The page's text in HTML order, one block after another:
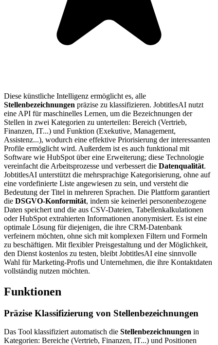
Diese künstliche Intelligenz ermöglicht es, alle
Stellenbezeichnungen präzise zu klassifizieren. JobtitlesAI nutzt
eine API für maschinelles Lernen, um die Bezeichnungen der
Stellen in zwei Kategorien zu unterteilen: Bereich (Vertrieb,
Finanzen, IT...) und Funktion (Exekutive, Management,
Assistenz...), wodurch eine effektive Priorisierung der interessanten
Profile ermöglicht wird. Außerdem ist es auch funktional mit
Software wie HubSpot über eine Erweiterung; diese Technologie
vereinfacht die Arbeitsprozesse und verbessert die Datenqualität.
JobtitlesAI unterstützt die mehrsprachige Kategorisierung, ohne auf
eine vordefinierte Liste angewiesen zu sein, und versteht die
Bedeutung der Titel in mehreren Sprachen. Die Plattform garantiert
die DSGVO-Konformität, indem sie keinerlei personenbezogene
Daten speichert und die aus CSV-Dateien, Tabellenkalkulationen
oder HubSpot extrahierten Informationen anonymisiert. Es ist eine
optimale Lösung für diejenigen, die ihre CRM-Datenbank
verfeinern möchten, ohne sich mit komplexen Filtern und Formeln
zu beschäftigen. Mit flexibler Preisgestaltung und der Möglichkeit,
den Dienst kostenlos zu testen, bleibt JobtitlesAI eine sinnvolle
Wahl für Marketing-Profis und Unternehmen, die ihre Kontaktdaten
vollständig nutzen möchten.
Funktionen
Präzise Klassifizierung von Stellenbezeichnungen
Das Tool klassifiziert automatisch die Stellenbezeichnungen in
Kategorien: Bereiche (Vertrieb, Finanzen, IT...) und Positionen